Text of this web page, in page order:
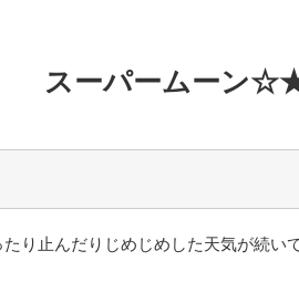
スーパームーン
り止んだりじめじめした天気が続い